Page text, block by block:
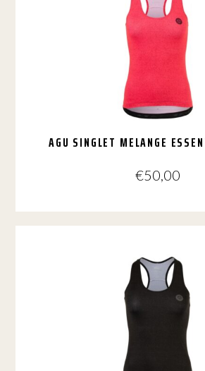
AGU SINGLET MELANGE
€50,00
meerdere
variaties.
Deze
optie
gekozen
worden